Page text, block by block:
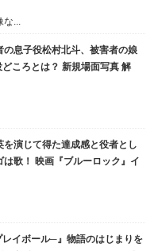
な...
息子役松村北斗、被害者の娘
ころとは？ 新規場面写真 解
演じて得た達成感と役者とし
歌！ 映画『ブルーロック』イ
イボール─』物語のはじまりを